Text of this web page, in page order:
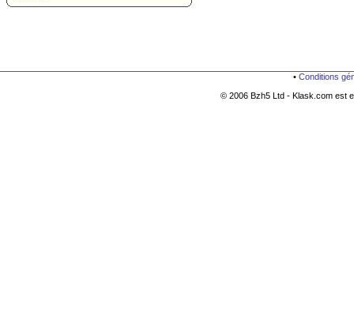
• Conditions
© 2006 Bzh5 Ltd - Klask.com est